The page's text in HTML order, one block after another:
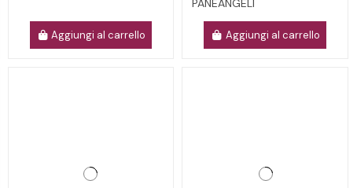
Aggiungi al carrello
PANEANGELI
Aggiungi al carrello